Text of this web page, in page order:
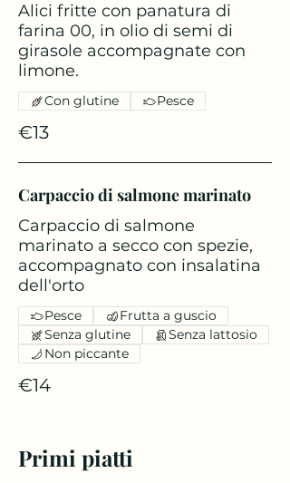
Alici fritte con panatura di
farina 00, in olio di semi di
girasole accompagnate con
limone.
€13
Con glutine Pesce
Carpaccio di salmone marinato
Carpaccio di salmone
marinato a secco con spezie,
accompagnato con insalatina
dell'orto
€14
Pesce
Frutta a guscio
Senza glutine
Senza lattosio
Non piccante
Primi piatti